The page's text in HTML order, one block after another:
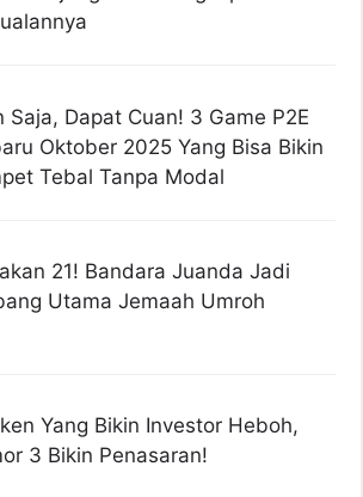
Saja, Dapat Cuan! 3 Game P2E
Oktober 2025 Yang Bisa Bikin
Tebal Tanpa Modal
21! Bandara Juanda Jadi
Utama Jemaah Umroh
Yang Bikin Investor Heboh,
3 Bikin Penasaran!